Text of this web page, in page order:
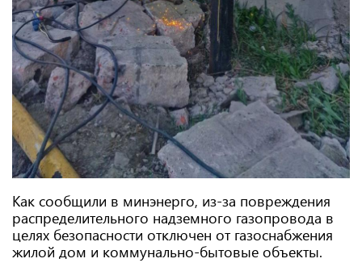
Как сообщили в минэнерго, из-за повреждения
распределительного надземного газопровода в
целях безопасности отключен от газоснабжения
жилой дом и коммунально-бытовые объекты.